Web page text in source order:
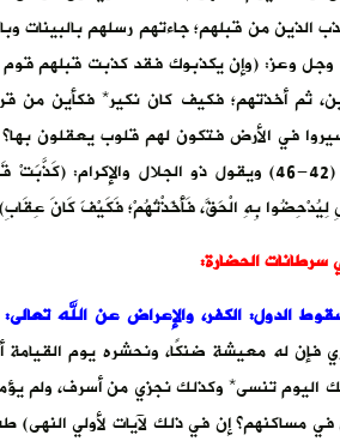
وعز: (وإن يكذبوك فقد كذبت قبلهم
ثم أخذتهم؛ فكيف كان نكير* فكأين
في الأرض فتكون لهم قلوب يعقلون بها؟
الصدور) الحج: (42-46) ويقول ذو الجلال
لِيُدْحِضُوا بِهِ الْحَقَّ، فَأَخَذْتُهُمْ؛ فَكَيْفَ كَانَ عِقَابِ)
الحضارة:
:
له معيشة ضنكًا، ونحشره يوم القيامة
اليوم تنسى* وكذلك نجزي من أسرف، ولم